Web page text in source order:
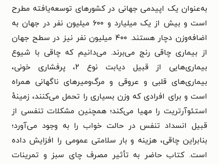
به‌عنوان یک اپیدمی جهانی در کشورهای توسعه‌یافته مطرح
است و بیش از یک میلیارد و ۶۰۰ میلیون نفر در جهان به
اضافه‌وزن دچار هستند. ۴۰۰ میلیون نفر نیز در سطح جهان
از بیماری چاقی رنج می‌برند. می‌دانیم که چاقی با شیوع
بیماری‌هایی از قبیل دیابت نوع ۲، پرفشاری خونی،
بیماری‌های قلبی و عروقی و مرگ‌ومیرهای ناگهانی همراه
است و برای افرادی که وزن بسیاری را تحمل می‌کنند، زمینهٔ
استئوآرتریت را مهیا می‌کند؛ همچنین مشکلات تنفسی از
قبیل انسداد تنفس در حالت خواب را به وجود می‌آورد؛
بنابراین چاقی، هزینه و بار سلامتی عمومی را افزایش داده
است. کتاب حاضر به تأثیر مصرف چای سبز و تمرینات